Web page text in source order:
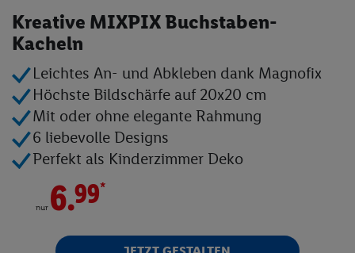
Fotobücher
Fotokalender
Wandbilder
Fotogeschenke
Fotoblock
Textilien
Kreative MIXPIX Buchstaben-
Kacheln
Leichtes An- und Abkleben dank Magnofix
Höchste Bildschärfe auf 20x20 cm
Mit oder ohne elegante Rahmung
6 liebevolle Designs
Perfekt als Kinderzimmer Deko
nur 6.99*